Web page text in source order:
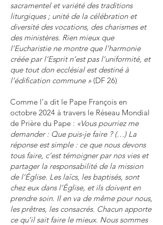
sacramentel et variété des traditions
liturgiques ; unité de la célébration et
diversité des vocations, des charismes et
des ministères. Rien mieux que
l’Eucharistie ne montre que l’harmonie
créée par l’Esprit n’est pas l’uniformité, et
que tout don ecclésial est destiné à
l’édification commune » (DF 26)
Comme l’a dit le Pape François en
octobre 2024 à travers le Réseau Mondial
de Prière du Pape : «Vous pourriez me
demander : Que puis-je faire ? (…) La
réponse est simple : ce que nous devons
tous faire, c’est témoigner par nos vies et
partager la responsabilité de la mission
de l’Église. Les laïcs, les baptisés, sont
chez eux dans l’Église, et ils doivent en
prendre soin. Il en va de même pour nous,
les prêtres, les consacrés. Chacun apporte
ce qu’il sait faire le mieux. Nous sommes